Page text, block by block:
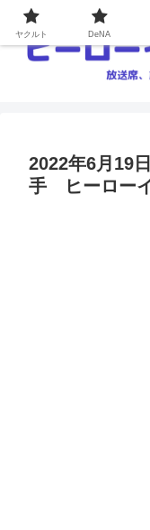
2022年6月19
手 ヒーローイ
ヤクルト DeNA